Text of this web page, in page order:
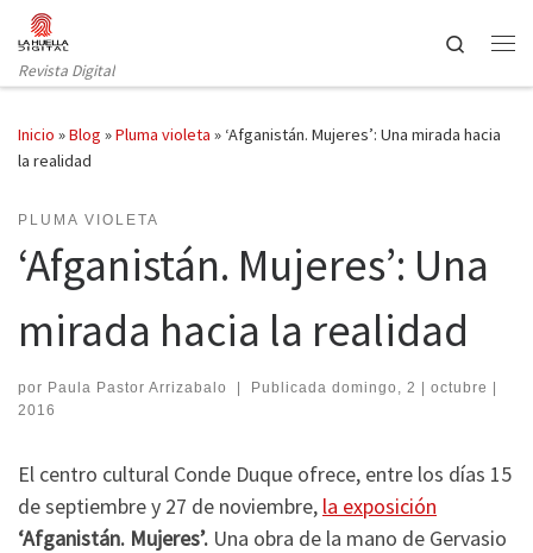
Saltar al contenido
Revista Digital
Search
Inicio »Blog »Pluma violeta » ‘Afganistán. Mujeres’: Una mirada hacia
la realidad
PLUMA VIOLETA
‘Afganistán. Mujeres’: Una
mirada hacia la realidad
por Paula Pastor Arrizabalo | Publicada domingo, 2 | octubre |
2016
El centro cultural Conde Duque ofrece, entre los días 15
de septiembre y 27 de noviembre, la exposición
‘Afganistán. Mujeres’. Una obra de la mano de Gervasio